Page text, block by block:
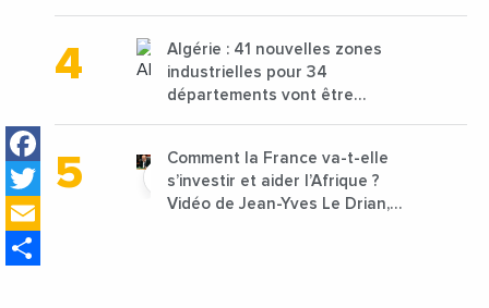
Facebook
Twitter
Algérie : 41 nouvelles zones
industrielles pour 34
départements vont être
Comment la France va-t-elle
s’investir et aider l’Afrique ?
Vidéo de Jean-Yves Le Drian,